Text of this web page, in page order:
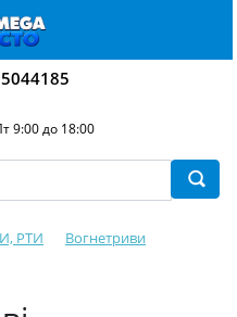
9:00 до 18:00
РТИ
Вогнетриви